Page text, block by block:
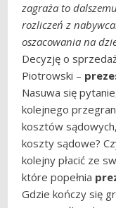
zagraża to
rozliczeń z
oszacowania na
Decyzję o
Piotrowski –
Nasuwa się
kolejnego
kosztów
koszty sądowe?
kolejny płacić ze
które popełnia
Gdzie kończy się